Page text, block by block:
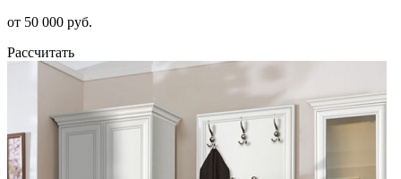
от 50 000 руб.
Рассчитать